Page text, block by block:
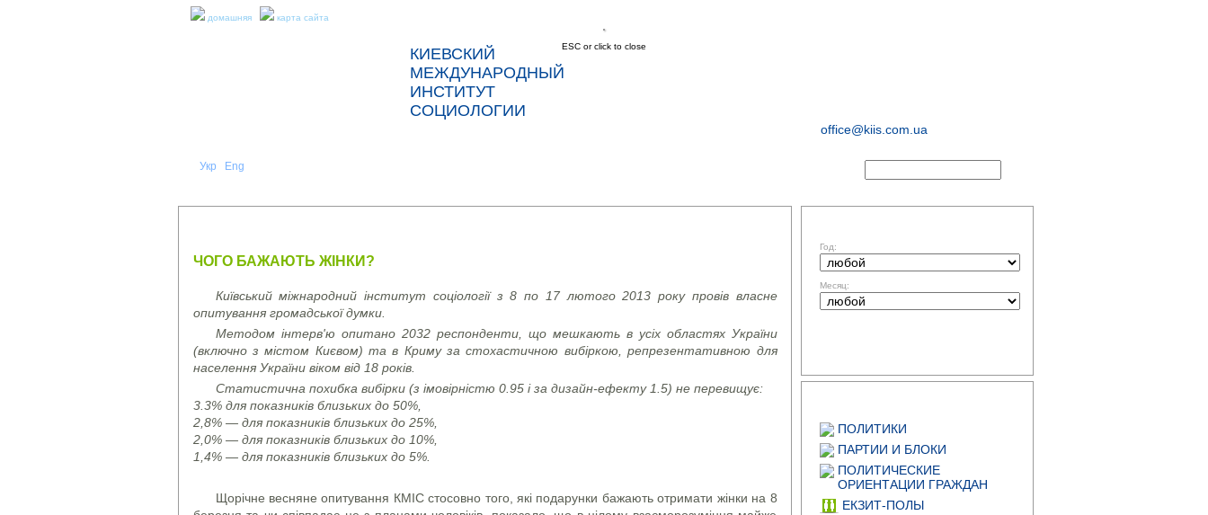
домашняя карта сайта
КИЕВСКИЙ
МЕЖДУНАРОДНЫЙ
ИНСТИТУТ
СОЦИОЛОГИИ
office@kiis.com.ua
Укр Eng
ESC or click to close
ЧОГО БАЖАЮТЬ ЖІНКИ?
Київський міжнародний інститут соціології з 8 по 17 лютого 2013 року провів власне
опитування громадської думки.
Методом інтерв'ю опитано 2032 респонденти, що мешкають в усіх областях України
(включно з містом Києвом) та в Криму за стохастичною вибіркою, репрезентативною для
населення України віком від 18 років.
Статистична похибка вибірки (з імовірністю 0.95 і за дизайн-ефекту 1.5) не перевищує:
3.3% для показників близьких до 50%,
2,8% — для показників близьких до 25%,
2,0% — для показників близьких до 10%,
1,4% — для показників близьких до 5%.
Щорічне весняне опитування КМІС стосовно того, які подарунки бажають отримати жінки на 8
Год:
Месяц:
ПОЛИТИКИ
ПАРТИИ И БЛОКИ
ПОЛИТИЧЕСКИЕ
ОРИЕНТАЦИИ ГРАЖДАН
ЕКЗИТ-ПОЛЫ